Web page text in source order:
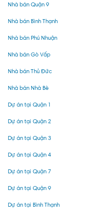
Nhà bán Quận 9
Nhà bán Bình Thạnh
Nhà bán Phú Nhuận
Nhà bán Gò Vấp
Nhà bán Thủ Đức
Nhà bán Nhà Bè
Dự án tại Quận 1
Dự án tại Quận 2
Dự án tại Quận 3
Dự án tại Quận 4
Dự án tại Quận 7
Dự án tại Quận 9
Dự án tại Bình Thạnh